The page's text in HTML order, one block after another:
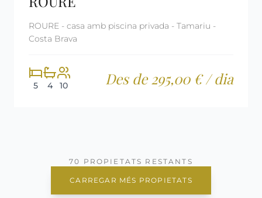
ROURE - casa amb piscina privada - Tamariu -
Costa Brava
5 4 10 Des de 295,00 € / dia
70 PROPIETATS RESTANTS
CARREGAR MÉS PROPIETATS